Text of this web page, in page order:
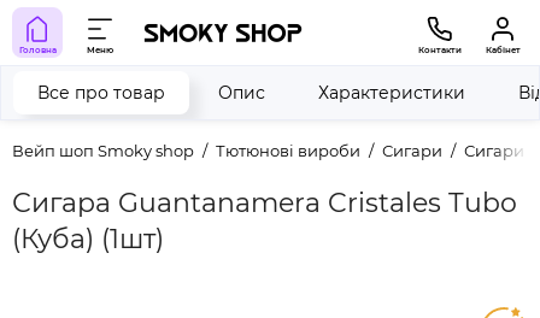
Головна Меню Контакти Кабінет
Вейп шоп Smoky shop Тютюнові вироби Сигари Сигари
Сигара Guantanamera Cristales Tubo
(Куба) (1шт)
Все про товар Опис Характеристики